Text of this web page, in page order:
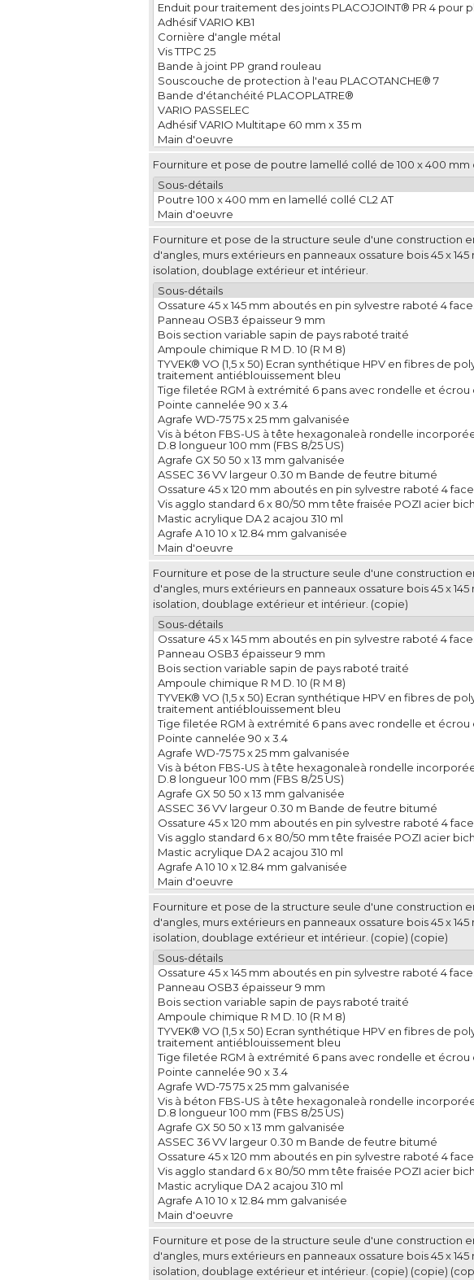
Enduit pour traitement des joints PLACOJOINT® PR 4 pour
Adhésif VARIO KB1
Cornière d'angle métal
Vis TTPC 25
Bande à joint PP grand rouleau
Souscouche de protection à l'eau PLACOTANCHE® 7
Bande d'étanchéité PLACOPLATRE®
VARIO PASSELEC
Adhésif VARIO Multitape 60 mm x 35 m
Main d'oeuvre
Fourniture et pose de poutre lamellé collé de 100 x 400 mm
Sous-détails
Poutre 100 x 400 mm en lamellé collé CL2 AT
Main d'oeuvre
Fourniture et pose de la structure seule d'une construction
d'angles, murs extérieurs en panneaux ossature bois 45 x
isolation, doublage extérieur et intérieur.
Sous-détails
Ossature 45 x 145 mm aboutés en pin sylvestre raboté 4
Panneau OSB3 épaisseur 9 mm
Bois section variable sapin de pays raboté traité
Ampoule chimique R M D. 10 (R M 8)
TYVEK® VO (1,5 x 50) Ecran synthétique HPV en fibres de
traitement antiéblouissement bleu
Tige filetée RGM à extrémité 6 pans avec rondelle et écrou
Pointe cannelée 90 x 3.4
Agrafe WD-75 75 x 25 mm galvanisée
Vis à béton FBS-US à tête hexagonaleà rondelle
D.8 longueur 100 mm (FBS 8/25 US)
Agrafe GX 50 50 x 13 mm galvanisée
ASSEC 36 VV largeur 0.30 m Bande de feutre bitumé
Ossature 45 x 120 mm aboutés en pin sylvestre raboté 4
Vis agglo standard 6 x 80/50 mm tête fraisée POZI acier
Mastic acrylique DA 2 acajou 310 ml
Agrafe A 10 10 x 12.84 mm galvanisée
Main d'oeuvre
Fourniture et pose de la structure seule d'une construction
d'angles, murs extérieurs en panneaux ossature bois 45 x
isolation, doublage extérieur et intérieur. (copie)
Sous-détails
Ossature 45 x 145 mm aboutés en pin sylvestre raboté 4
Panneau OSB3 épaisseur 9 mm
Bois section variable sapin de pays raboté traité
Ampoule chimique R M D. 10 (R M 8)
TYVEK® VO (1,5 x 50) Ecran synthétique HPV en fibres de
traitement antiéblouissement bleu
Tige filetée RGM à extrémité 6 pans avec rondelle et écrou
Pointe cannelée 90 x 3.4
Agrafe WD-75 75 x 25 mm galvanisée
Vis à béton FBS-US à tête hexagonaleà rondelle
D.8 longueur 100 mm (FBS 8/25 US)
Agrafe GX 50 50 x 13 mm galvanisée
ASSEC 36 VV largeur 0.30 m Bande de feutre bitumé
Ossature 45 x 120 mm aboutés en pin sylvestre raboté 4
Vis agglo standard 6 x 80/50 mm tête fraisée POZI acier
Mastic acrylique DA 2 acajou 310 ml
Agrafe A 10 10 x 12.84 mm galvanisée
Main d'oeuvre
Fourniture et pose de la structure seule d'une construction
d'angles, murs extérieurs en panneaux ossature bois 45 x
isolation, doublage extérieur et intérieur. (copie) (copie)
Sous-détails
Ossature 45 x 145 mm aboutés en pin sylvestre raboté 4
Panneau OSB3 épaisseur 9 mm
Bois section variable sapin de pays raboté traité
Ampoule chimique R M D. 10 (R M 8)
TYVEK® VO (1,5 x 50) Ecran synthétique HPV en fibres de
traitement antiéblouissement bleu
Tige filetée RGM à extrémité 6 pans avec rondelle et écrou
Pointe cannelée 90 x 3.4
Agrafe WD-75 75 x 25 mm galvanisée
Vis à béton FBS-US à tête hexagonaleà rondelle
D.8 longueur 100 mm (FBS 8/25 US)
Agrafe GX 50 50 x 13 mm galvanisée
ASSEC 36 VV largeur 0.30 m Bande de feutre bitumé
Ossature 45 x 120 mm aboutés en pin sylvestre raboté 4
Vis agglo standard 6 x 80/50 mm tête fraisée POZI acier
Mastic acrylique DA 2 acajou 310 ml
Agrafe A 10 10 x 12.84 mm galvanisée
Main d'oeuvre
Fourniture et pose de la structure seule d'une construction
d'angles, murs extérieurs en panneaux ossature bois 45 x
isolation, doublage extérieur et intérieur. (copie) (copie)